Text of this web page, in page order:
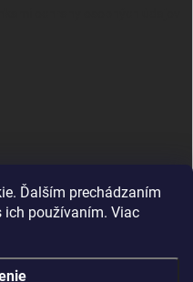
Ďalším prechádzaním
ich používaním. Viac